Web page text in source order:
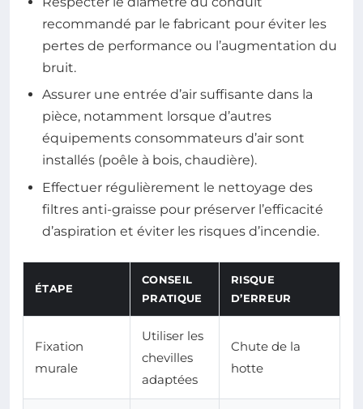
recommandé par le fabricant pour éviter les
pertes de performance ou l’augmentation du
bruit.
Assurer une entrée d’air suffisante dans la
pièce, notamment lorsque d’autres
équipements consommateurs d’air sont
installés (poêle à bois, chaudière).
Effectuer régulièrement le nettoyage des
filtres anti-graisse pour préserver l’efficacité
d’aspiration et éviter les risques d’incendie.
ÉTAPE
CONSEIL
PRATIQUE
RISQUE
D’ERREUR
Fixation
murale
Utiliser les
chevilles
adaptées
Chute de la
hotte